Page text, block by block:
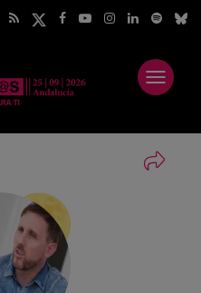
Abrir
menú